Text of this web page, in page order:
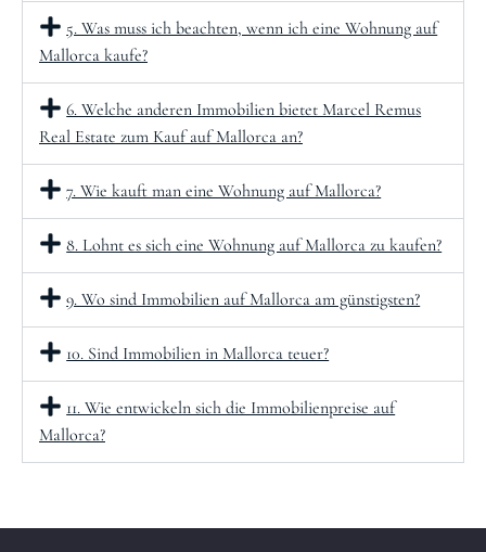
5. Was muss ich beachten, wenn ich eine Wohnung auf
Mallorca kaufe?
6. Welche anderen Immobilien bietet Marcel Remus
Real Estate zum Kauf auf Mallorca an?
7. Wie kauft man eine Wohnung auf Mallorca?
8. Lohnt es sich eine Wohnung auf Mallorca zu kaufen?
9. Wo sind Immobilien auf Mallorca am günstigsten?
10. Sind Immobilien in Mallorca teuer?
11. Wie entwickeln sich die Immobilienpreise auf
Mallorca?